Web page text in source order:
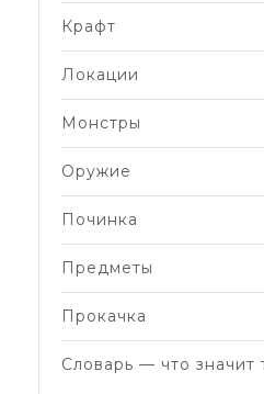
Крафт
Локации
Монстры
Оружие
Починка
Предметы
Прокачка
Словарь — что значит